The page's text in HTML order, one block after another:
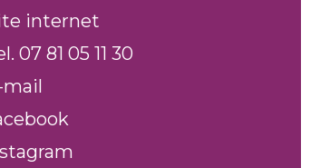
internet
07 81 05 11 30
mail